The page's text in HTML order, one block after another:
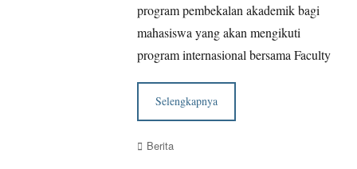
program pembekalan akademik bagi
mahasiswa yang akan mengikuti
program internasional bersama Faculty
Selengkapnya
Categories
Berita